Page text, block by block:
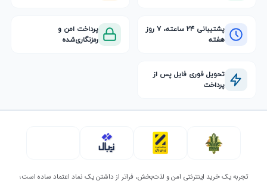
پشتیبانی ۲۴ ساعته، ۷ روز
هفته
پرداخت امن و
رمزنگاری‌شده
تحویل فوری فایل پس از
پرداخت
تجربه یک خرید اینترنتی امن و لذت‌بخش، فراتر از داشتن یک نماد اعتماد ساده است؛